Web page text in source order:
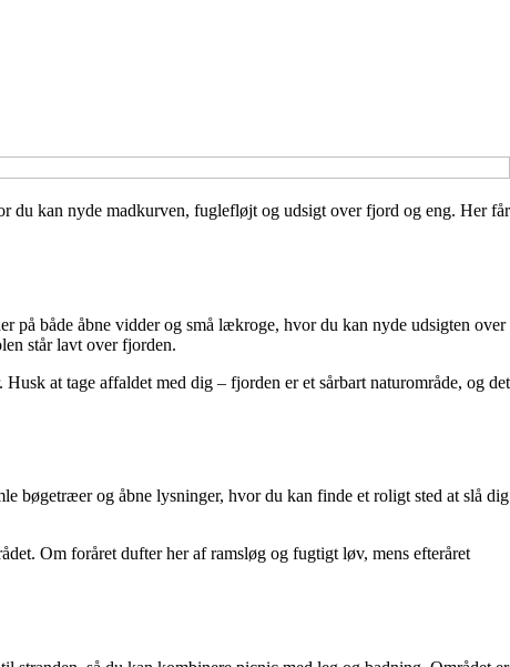
du kan nyde madkurven, fuglefløjt og udsigt over fjord og eng. Her får
på både åbne vidder og små lækroge, hvor du kan nyde udsigten over
står lavt over fjorden.
at tage affaldet med dig – fjorden er et sårbart naturområde, og det
bøgetræer og åbne lysninger, hvor du kan finde et roligt sted at slå dig
Om foråret dufter her af ramsløg og fugtigt løv, mens efteråret